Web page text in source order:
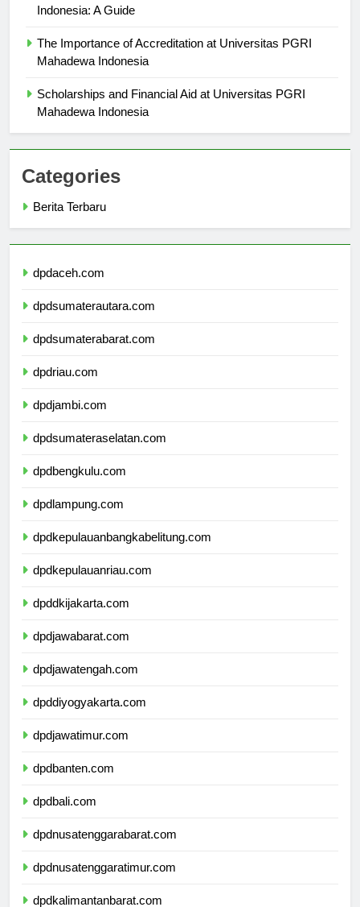
Indonesia: A Guide
The Importance of Accreditation at Universitas PGRI
Mahadewa Indonesia
Scholarships and Financial Aid at Universitas PGRI
Mahadewa Indonesia
Categories
Berita Terbaru
dpdaceh.com
dpdsumaterautara.com
dpdsumaterabarat.com
dpdriau.com
dpdjambi.com
dpdsumateraselatan.com
dpdbengkulu.com
dpdlampung.com
dpdkepulauanbangkabelitung.com
dpdkepulauanriau.com
dpddkijakarta.com
dpdjawabarat.com
dpdjawatengah.com
dpddiyogyakarta.com
dpdjawatimur.com
dpdbanten.com
dpdbali.com
dpdnusatenggarabarat.com
dpdnusatenggaratimur.com
dpdkalimantanbarat.com